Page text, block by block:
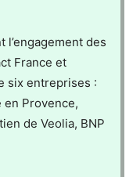
l’engagement des
France et
six entreprises :
en Provence,
de Veolia, BNP